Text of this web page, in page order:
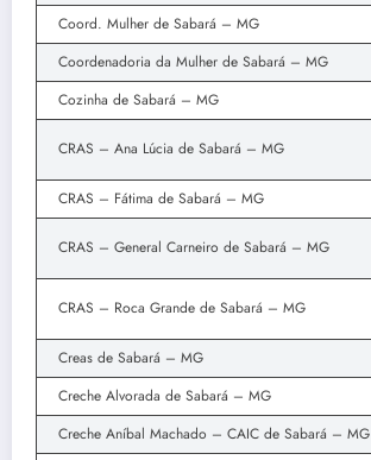
Coord. Mulher de Sabará – MG
Coordenadoria da Mulher de Sabará – MG
Cozinha de Sabará – MG
CRAS – Ana Lúcia de Sabará – MG
CRAS – Fátima de Sabará – MG
CRAS – General Carneiro de Sabará – MG
CRAS – Roca Grande de Sabará – MG
Creas de Sabará – MG
Creche Alvorada de Sabará – MG
Creche Aníbal Machado – CAIC de Sabará – MG